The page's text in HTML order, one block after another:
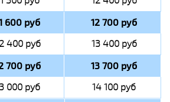
600 руб 12 700 руб
400 руб 13 400 руб
700 руб 13 700 руб
000 руб 14 100 руб